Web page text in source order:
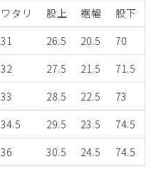
ワタリ 股上 裾幅
股下
31 26.5 20.5
70
32 27.5 21.5
71.5
33 28.5 22.5
73
34.5 29.5 23.5
74.5
36 30.5 24.5 74.5